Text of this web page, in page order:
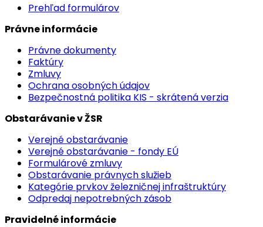
Prehľad formulárov
Právne informácie
Právne dokumenty
Faktúry
Zmluvy
Ochrana osobných údajov
Bezpečnostná politika KIS - skrátená verzia
Obstarávanie v ŽSR
Verejné obstarávanie
Verejné obstarávanie - fondy EÚ
Formulárové zmluvy
Obstarávanie právnych služieb
Kategórie prvkov železničnej infraštruktúry
Odpredaj nepotrebných zásob
Pravidelné informácie